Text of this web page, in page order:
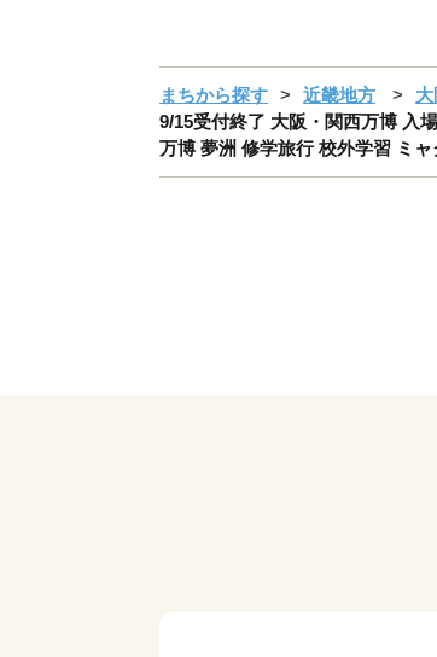
まちから探す 近畿地方
9/15受付終了 大阪・関西万博 入
万博 夢洲 修学旅行 校外学習 ミ